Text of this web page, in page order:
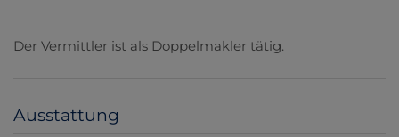
Der Vermittler ist als Doppelmakler tätig.
Ausstattung